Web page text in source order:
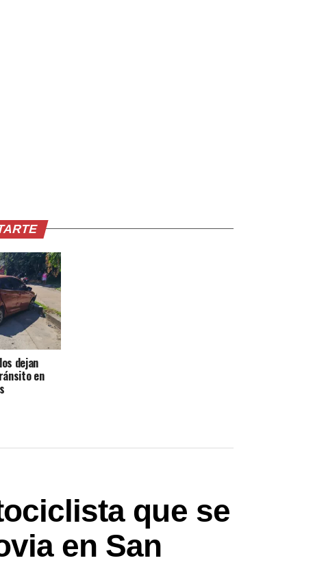
dejan
en
que se
en San